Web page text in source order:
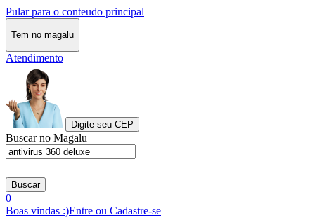
Pular para o conteudo principal
Tem no magalu
Atendimento
Digite seu CEP
Buscar no Magalu
Buscar
0
Boas vindas :)Entre ou Cadastre-se